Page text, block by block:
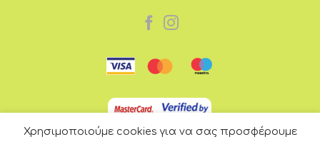
Χρησιμοποιούμε cookies για να σας προσφέρουμε